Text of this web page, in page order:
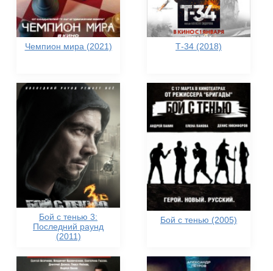
Чемпион мира (2021) Т-34 (2018)
Бой с тенью 3:
Последний раунд
(2011)
Бой с тенью (2005)